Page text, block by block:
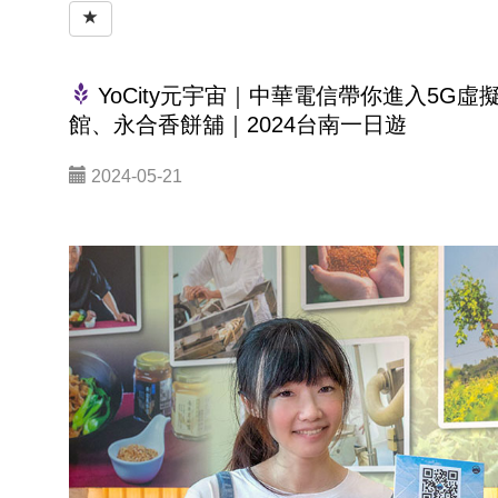
YoCity元宇宙｜中華電信帶你進入5G虛
館、永合香餅舖｜2024台南一日遊
2024-05-21